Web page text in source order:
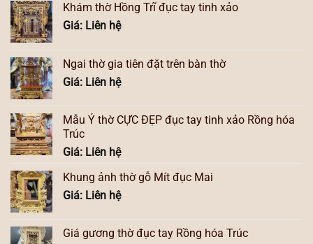
Khám thờ Hồng Trĩ đục tay tinh xảo
Giá: Liên hệ
Ngai thờ gia tiên đặt trên bàn thờ
Giá: Liên hệ
Mẫu Ỷ thờ CỰC ĐẸP đục tay tinh xảo Rồng hóa
Trúc
Giá: Liên hệ
Khung ảnh thờ gỗ Mít đục Mai
Giá: Liên hệ
Giá gương thờ đục tay Rồng hóa Trúc